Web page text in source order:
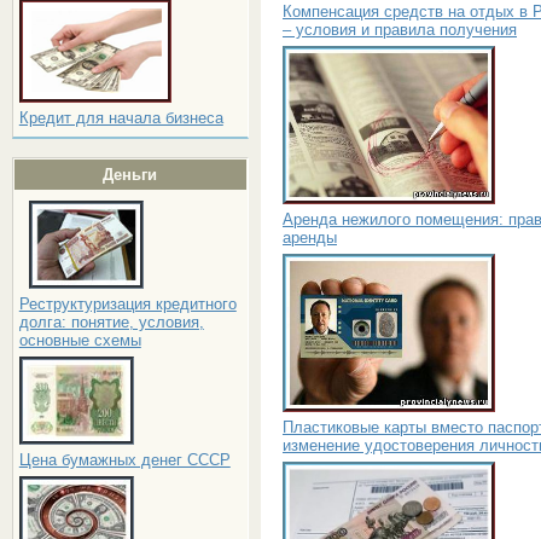
Кредит для начала бизнеса
Деньги
Реструктуризация кредитного
долга: понятие, условия,
основные схемы
Цена бумажных денег СССР
Компенсация средств на отдых в
– условия и правила получения
Аренда нежилого помещения:
аренды
Пластиковые карты вместо
изменение удостоверения